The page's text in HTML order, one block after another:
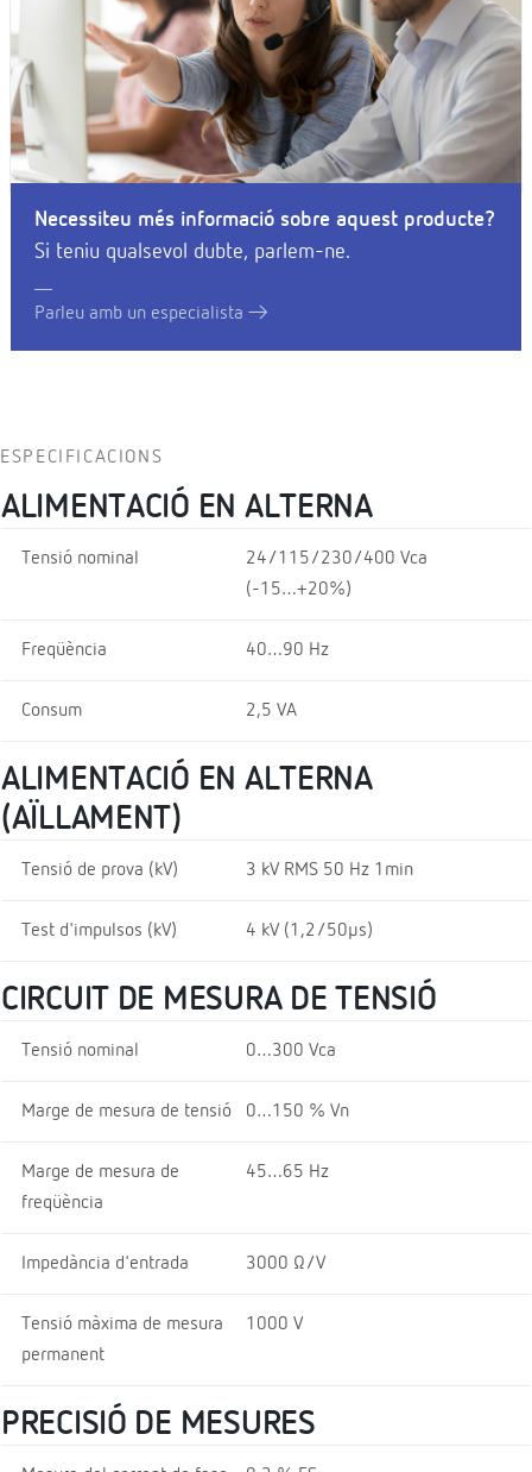
Necessiteu més informació sobre aquest producte?
Si teniu qualsevol dubte, parlem-ne.
Parleu amb un especialista
ESPECIFICACIONS
ALIMENTACIÓ EN ALTERNA
Tensió nominal
24/115/230/400 Vca
(-15…+20%)
Freqüència 40…90 Hz
Consum 2,5 VA
ALIMENTACIÓ EN ALTERNA
(AÏLLAMENT)
Tensió de prova (kV) 3 kV RMS 50 Hz 1min
Test d'impulsos (kV) 4 kV (1,2/50µs)
CIRCUIT DE MESURA DE TENSIÓ
Tensió nominal 0…300 Vca
Marge de mesura de tensió 0…150 % Vn
Marge de mesura de
freqüència
45…65 Hz
Impedància d'entrada 3000 Ω/V
Tensió màxima de mesura
permanent
1000 V
PRECISIÓ DE MESURES